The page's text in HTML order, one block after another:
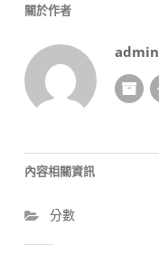
關於作者
admin
內容相關資訊
分數